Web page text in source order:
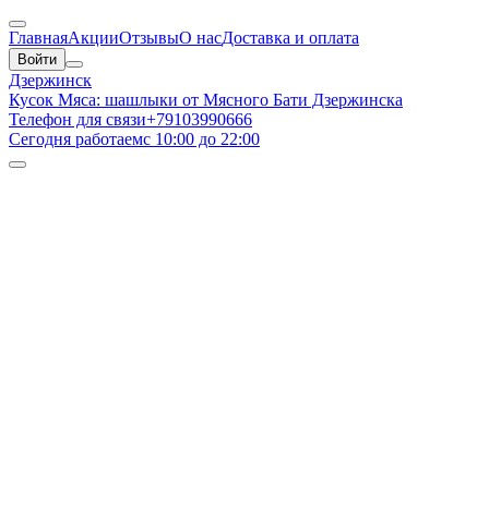
ГлавнаяАкцииОтзывыО насДоставка и оплата
Войти
Дзержинск
Кусок Мяса: шашлыки от Мясного Бати Дзержинска
Телефон для связи+79103990666
Сегодня работаемс 10:00 до 22:00